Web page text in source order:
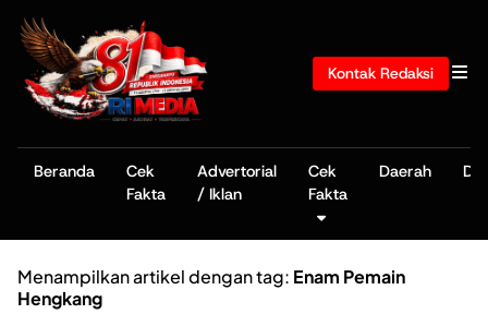
Kontak Redaksi
Beranda
Cek
Fakta
Advertorial
/ Iklan
Cek
Fakta
Daerah
Menampilkan artikel dengan tag: Enam Pemain
Hengkang